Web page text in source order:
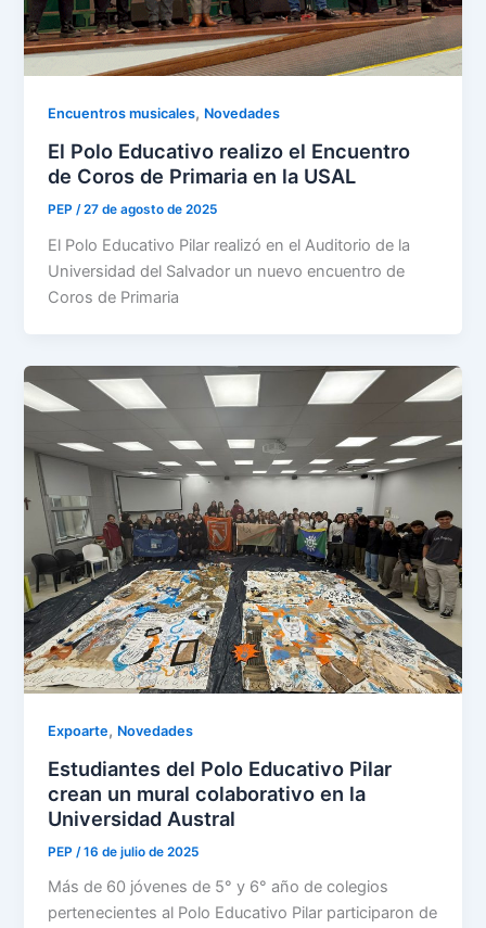
Encuentros musicales, Novedades
El Polo Educativo realizo el Encuentro
de Coros de Primaria en la USAL
PEP/27 de agosto de 2025
El Polo Educativo Pilar realizó en el Auditorio de la
Universidad del Salvador un nuevo encuentro de
Coros de Primaria
Expoarte, Novedades
Estudiantes del Polo Educativo Pilar
crean un mural colaborativo en la
Universidad Austral
PEP /16 de julio de 2025
Más de 60 jóvenes de 5° y 6° año de colegios
pertenecientes al Polo Educativo Pilar participaron de